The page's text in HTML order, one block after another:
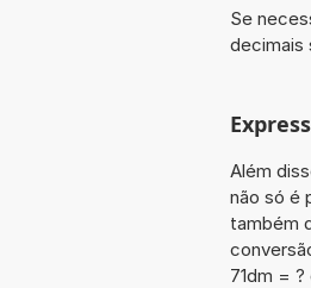
Se
decimais
Além
não só é
também
71dm =